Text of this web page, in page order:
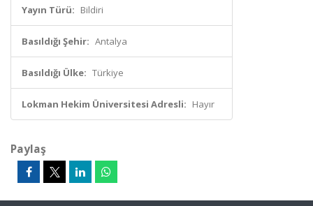
Yayın Türü: Bildiri
Basıldığı Şehir: Antalya
Basıldığı Ülke: Türkiye
Lokman Hekim Üniversitesi Adresli: Hayır
Paylaş